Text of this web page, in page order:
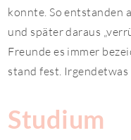
konnte. So entstanden
und später daraus
Freunde es immer
stand fest.
Studium